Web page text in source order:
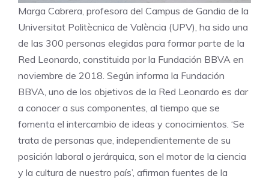
Marga Cabrera, profesora del Campus de Gandia de la
Universitat Politècnica de València (UPV), ha sido una
de las 300 personas elegidas para formar parte de la
Red Leonardo, constituida por la Fundación BBVA en
noviembre de 2018. Según informa la Fundación
BBVA, uno de los objetivos de la Red Leonardo es dar
a conocer a sus componentes, al tiempo que se
fomenta el intercambio de ideas y conocimientos. ‘Se
trata de personas que, independientemente de su
posición laboral o jerárquica, son el motor de la ciencia
y la cultura de nuestro país’, afirman fuentes de la